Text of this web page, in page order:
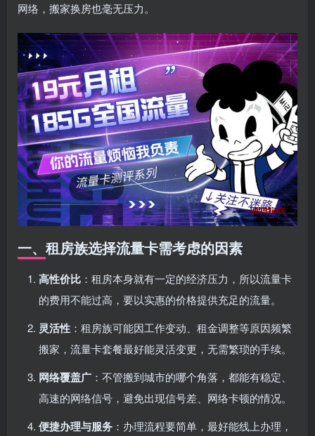
网络，搬家换房也毫无压力。
一、租房族选择流量卡需考虑的因素
高性价比 ：租房本身就有一定的经济压力，所以流量卡
的费用不能过高，要以实惠的价格提供充足的流量。
灵活性 ：租房族可能因工作变动、租金调整等原因频繁
搬家，流量卡套餐最好能灵活变更，无需繁琐的手续。
网络覆盖广 ：不管搬到城市的哪个角落，都能有稳定、
高速的网络信号，避免出现信号差、网络卡顿的情况。
便捷办理与服务 ：办理流程要简单，最好能线上办理，